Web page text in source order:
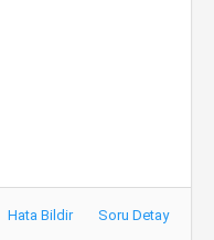
Hata Bildir Soru Detay